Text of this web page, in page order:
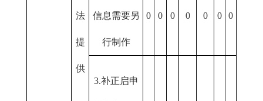
法
提
供
信息需要另
行制作
0 0 0 0 0 0 0
3.补正启申